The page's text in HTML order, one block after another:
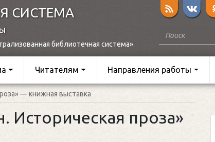
СИСТЕМА
библиотечная система»
Читателям Направления работы
— книжная выставка
Историческая проза»